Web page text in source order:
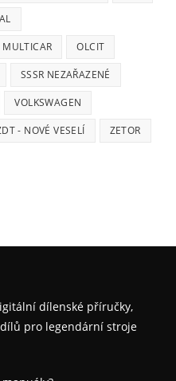
MULTICAR OLCIT
SSSR NEZAŘAZENÉ
VOLKSWAGEN
- NOVÉ VESELÍ ZETOR
dílenské příručky,
pro legendární stroje